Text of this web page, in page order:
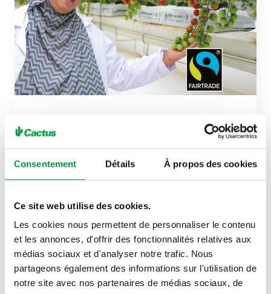
Consentement Détails À propos des cookies
Ce site web utilise des cookies.
Les cookies nous permettent de personnaliser le contenu
et les annonces, d'offrir des fonctionnalités relatives aux
médias sociaux et d'analyser notre trafic. Nous
partageons également des informations sur l'utilisation de
notre site avec nos partenaires de médias sociaux, de
Acte n°221
Des tomates Fairtrade pour une vie meilleure